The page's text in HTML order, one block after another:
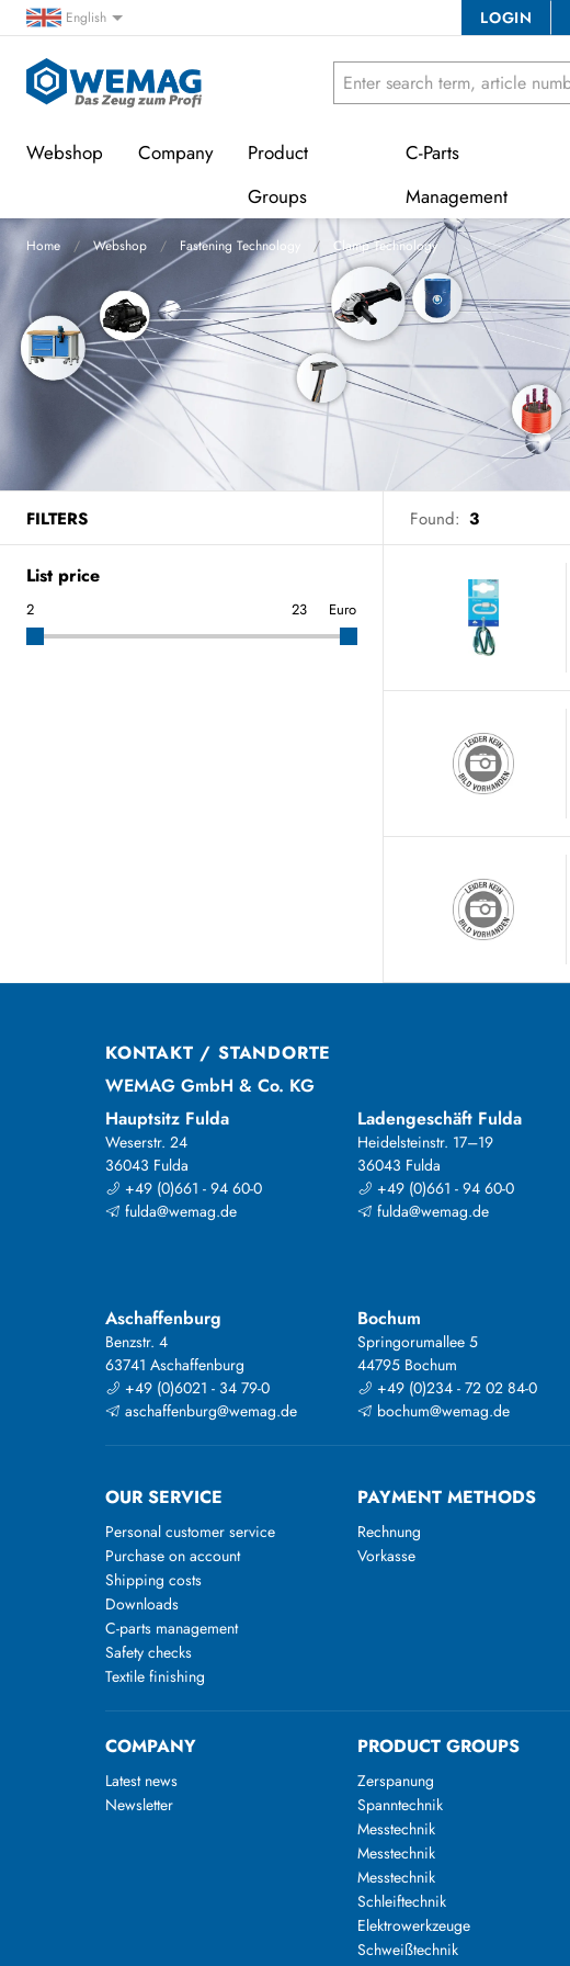
English LOGIN
Webshop Company
Product
Groups
C-Parts
Management
Home Webshop Fastening Technology Clamp Technology
FILTERS Found: 3
List price
Euro
KONTAKT / STANDORTE
WEMAG GmbH & Co. KG
Hauptsitz Fulda
Weserstr. 24
36043 Fulda
+49 (0)661 - 94 60-0
fulda@wemag.de
Ladengeschäft Fulda
Heidelsteinstr. 17–19
36043 Fulda
+49 (0)661 - 94 60-0
fulda@wemag.de
Aschaffenburg
Benzstr. 4
63741 Aschaffenburg
+49 (0)6021 - 34 79-0
aschaffenburg@wemag.de
Bochum
Springorumallee 5
44795 Bochum
+49 (0)234 - 72 02 84-0
bochum@wemag.de
OUR SERVICE
Personal customer service
Purchase on account
Shipping costs
Downloads
C-parts management
Safety checks
Textile finishing
PAYMENT METHODS
Rechnung
Vorkasse
COMPANY
Latest news
Newsletter
PRODUCT GROUPS
Zerspanung
Spanntechnik
Messtechnik
Messtechnik
Messtechnik
Schleiftechnik
Elektrowerkzeuge
Schweißtechnik